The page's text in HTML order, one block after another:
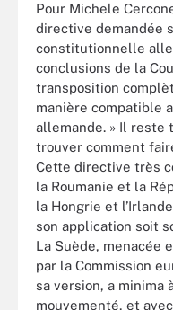
Pour Michele
directive demandée
constitutionnelle
conclusions de la
transposition
manière compatible
allemande. » Il reste
trouver comment
Cette directive très
la Roumanie et la
la Hongrie et
son application soit
La Suède, menacée
par la Commission
sa version, a minima
mouvementé, et